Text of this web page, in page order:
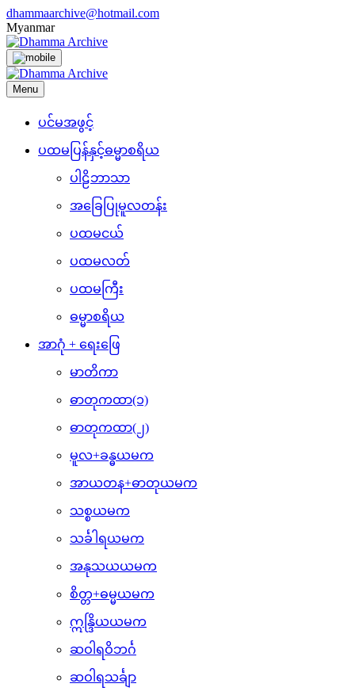
Skip
to
content
dhammaarchive@hotmail.com
Myanmar
Menu
ပင်မအဖွင့်
ပထမပြန်နှင့်ဓမ္မာစရိယ
ပါဠိဘာသာ
အခြေပြုမူလတန်း
ပထမငယ်
ပထမလတ်
ပထမကြီး
ဓမ္မာစရိယ
အာဂုံ + ရေးဖြေ
မာတိကာ
ဓာတုကထာ(၁)
ဓာတုကထာ(၂)
မူလ+ခန္ဓယမက
အာယတန+ဓာတုယမက
သစ္စယမက
သင်္ခါရယမက
အနုသယယမက
စိတ္တ+ဓမ္မယမက
ဣန္ဒြိယယမက
ဆဝါရဝိဘင်္ဂ
ဆဝါရသင်္ချာ